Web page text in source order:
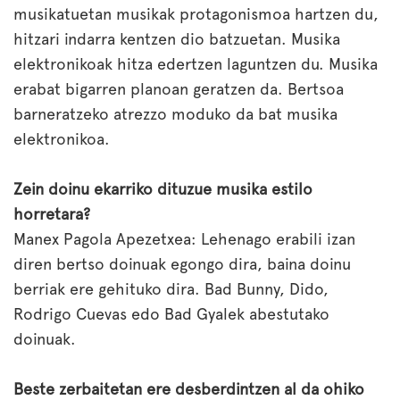
musikatuetan musikak protagonismoa hartzen du,
hitzari indarra kentzen dio batzuetan. Musika
elektronikoak hitza edertzen laguntzen du. Musika
erabat bigarren planoan geratzen da. Bertsoa
barneratzeko atrezzo moduko da bat musika
elektronikoa.
Zein doinu ekarriko dituzue musika estilo
horretara?
Manex Pagola Apezetxea: Lehenago erabili izan
diren bertso doinuak egongo dira, baina doinu
berriak ere gehituko dira. Bad Bunny, Dido,
Rodrigo Cuevas edo Bad Gyalek abestutako
doinuak.
Beste zerbaitetan ere desberdintzen al da ohiko